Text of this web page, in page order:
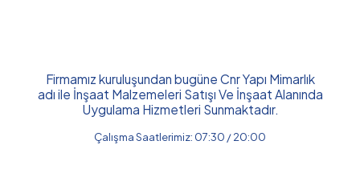
Firmamız kuruluşundan bugüne Cnr Yapı Mimarlık
adı ile İnşaat Malzemeleri Satışı Ve İnşaat Alanında
Uygulama Hizmetleri Sunmaktadır.
Çalışma Saatlerimiz: 07:30 / 20:00